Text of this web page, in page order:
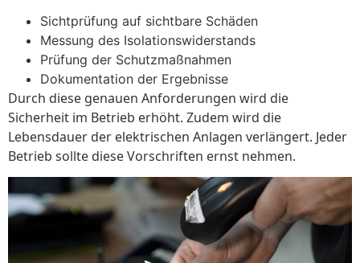
Sichtprüfung auf sichtbare Schäden
Messung des Isolationswiderstands
Prüfung der Schutzmaßnahmen
Dokumentation der Ergebnisse
Durch diese genauen Anforderungen wird die
Sicherheit im Betrieb erhöht. Zudem wird die
Lebensdauer der elektrischen Anlagen verlängert. Jeder
Betrieb sollte diese Vorschriften ernst nehmen.